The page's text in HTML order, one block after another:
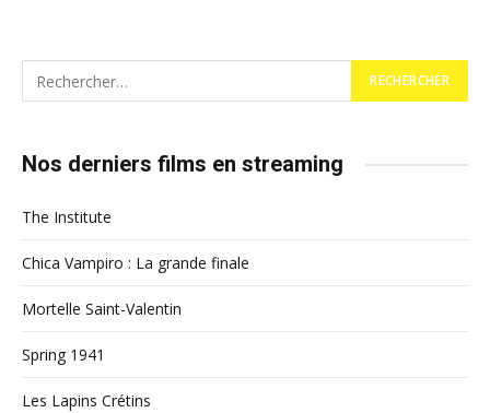
Nos derniers films en streaming
The Institute
Chica Vampiro : La grande finale
Mortelle Saint-Valentin
Spring 1941
Les Lapins Crétins